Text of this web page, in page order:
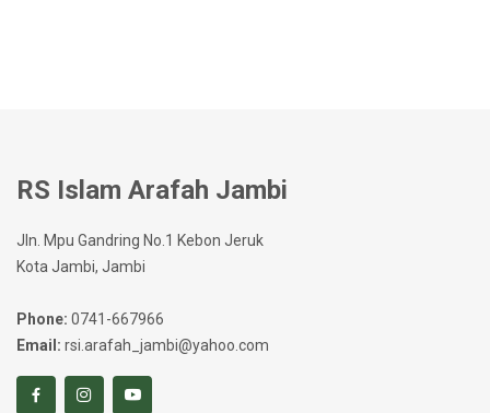
RS Islam Arafah Jambi
Jln. Mpu Gandring No.1 Kebon Jeruk
Kota Jambi, Jambi
Phone: 0741-667966
Email: rsi.arafah_jambi@yahoo.com